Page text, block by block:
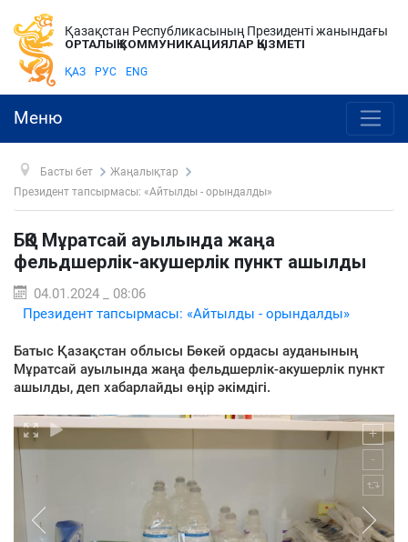
Қазақстан Республикасының Президенті жанындағы
ОРТАЛЫҚ КОММУНИКАЦИЯЛАР ҚЫЗМЕТІ
ҚАЗ РУС ENG
Меню
Басты бет
Жаңалықтар
Президент тапсырмасы: «Айтылды - орындалды»
БҚО Мұратсай ауылында жаңа
фельдшерлік-акушерлік пункт ашылды
04.01.2024 _ 08:06
Президент тапсырмасы: «Айтылды - орындалды»
Батыс Қазақстан облысы Бөкей ордасы ауданының
Мұратсай ауылында жаңа фельдшерлік-акушерлік пункт
ашылды, деп хабарлайды өңір әкімдігі.